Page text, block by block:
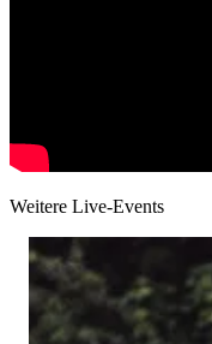
Weitere Live-Events